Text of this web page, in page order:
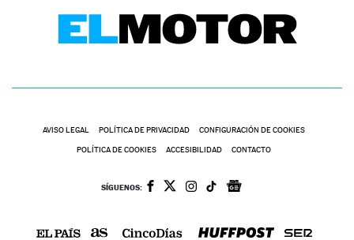
AVISO LEGAL POLÍTICA DE PRIVACIDAD CONFIGURACIÓN DE COOKIES
POLÍTICA DE COOKIES ACCESIBILIDAD CONTACTO
SÍGUENOS: